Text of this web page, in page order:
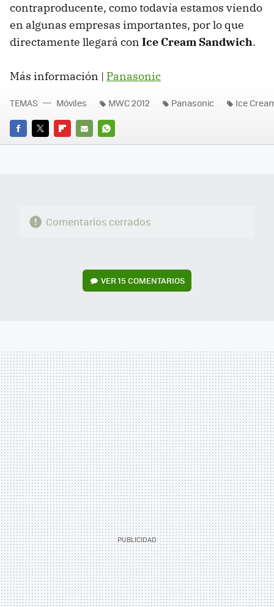
contraproducente, como todavía estamos viendo
en algunas empresas importantes, por lo que
directamente llegará con Ice Cream Sandwich.
Más información | Panasonic
FACEBOOK
TWITTERFLIPBOARD
E-
WHATSAPP
TEMAS Móviles MWC 2012 Panasonic Ice
Comentarios cerrados
VER15 COMENTARIOS